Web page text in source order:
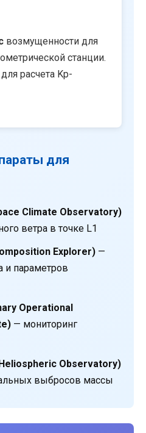
возмущенности для
станции.
расчета Kp-
для
Climate Observatory)
ветра в точке L1
Explorer)—
и параметров
Operational
— мониторинг
Observatory)
выбросов массы